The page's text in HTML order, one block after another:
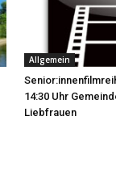
Allgemein
14:30 Uhr
Liebfrauen